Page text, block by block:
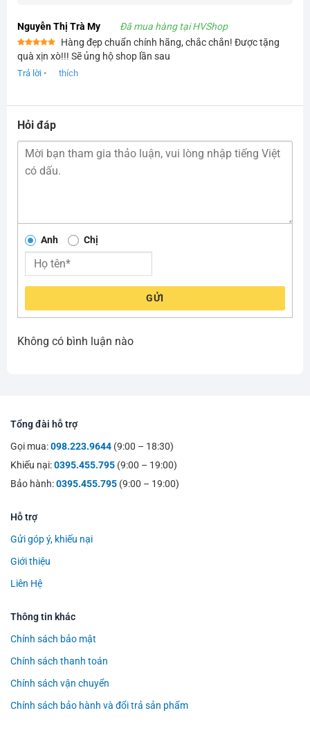
Nguyễn Thị Trà My Đã mua hàng tại HVShop
Được xếp
hạng55
sao
Hàng đẹp chuẩn chính hãng, chắc chắn! Được tặng
quà xịn xò!!! Sẽ ủng hộ shop lần sau
Trả lời • thích
Hỏi đáp
Anh Chị
GỬI
Không có bình luận nào
Tổng đài hỗ trợ
Gọi mua:098.223.9644 (9:00 – 18:30)
Khiếu nại:0395.455.795 (9:00 – 19:00)
Bảo hành:0395.455.795 (9:00 – 19:00)
Hỗ trợ
Gửi góp ý, khiếu nại
Giới thiệu
Liên Hệ
Thông tin khác
Chính sách bảo mật
Chính sách thanh toán
Chính sách vận chuyển
Chính sách bảo hành và đổi trả sản phẩm